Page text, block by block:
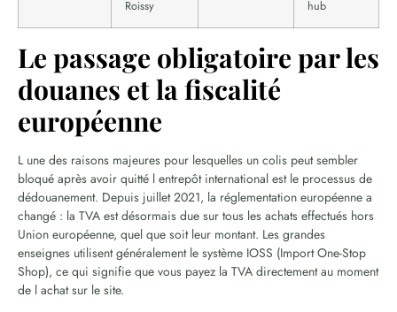
Roissy hub
Le passage obligatoire par les
douanes et la fiscalité
européenne
L une des raisons majeures pour lesquelles un colis peut sembler
bloqué après avoir quitté l entrepôt international est le processus de
dédouanement. Depuis juillet 2021, la réglementation européenne a
changé : la TVA est désormais due sur tous les achats effectués hors
Union européenne, quel que soit leur montant. Les grandes
enseignes utilisent généralement le système IOSS (Import One-Stop
Shop), ce qui signifie que vous payez la TVA directement au moment
de l achat sur le site.